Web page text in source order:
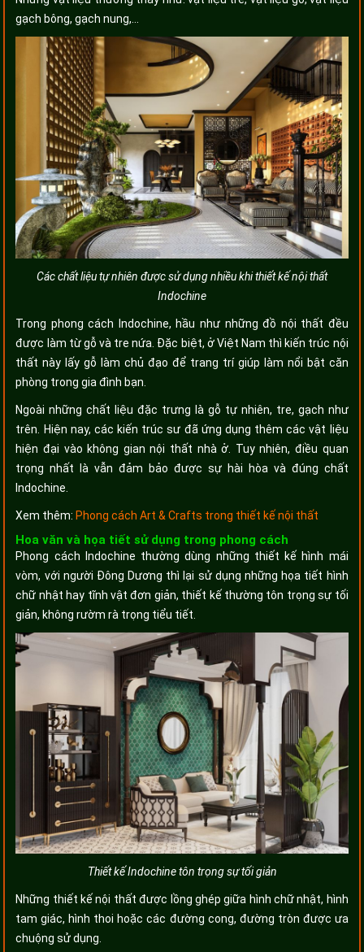
gạch bông, gạch nung,...
Các chất liệu tự nhiên được sử dụng nhiều khi thiết kế nội thất
Indochine
Trong phong cách Indochine, hầu như những đồ nội thất đều
được làm từ gỗ và tre nứa. Đặc biệt, ở Việt Nam thì kiến trúc nội
thất này lấy gỗ làm chủ đạo để trang trí giúp làm nổi bật căn
phòng trong gia đình bạn.
Ngoài những chất liệu đặc trưng là gỗ tự nhiên, tre, gạch như
trên. Hiện nay, các kiến trúc sư đã ứng dụng thêm các vật liệu
hiện đại vào không gian nội thất nhà ở. Tuy nhiên, điều quan
trọng nhất là vẫn đảm bảo được sự hài hòa và đúng chất
Indochine.
Xem thêm: Phong cách Art & Crafts trong thiết kế nội thất
Hoa văn và họa tiết sử dụng trong phong cách
Phong cách Indochine thường dùng những thiết kế hình mái
vòm, với người Đông Dương thì lại sử dụng những họa tiết hình
chữ nhật hay tĩnh vật đơn giản, thiết kế thường tôn trọng sự tối
giản, không rườm rà trọng tiểu tiết.
Thiết kế Indochine tôn trọng sự tối giản
Những thiết kế nội thất được lồng ghép giữa hình chữ nhật, hình
tam giác, hình thoi hoặc các đường cong, đường tròn được ưa
chuộng sử dụng.